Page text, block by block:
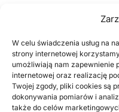
W celu świadczenia usług na
strony internetowej
umożliwiają nam zapewnienie
internetowej oraz realizację
Twojej zgody, pliki cookies są
dokonywania pomiarów i
także do celów